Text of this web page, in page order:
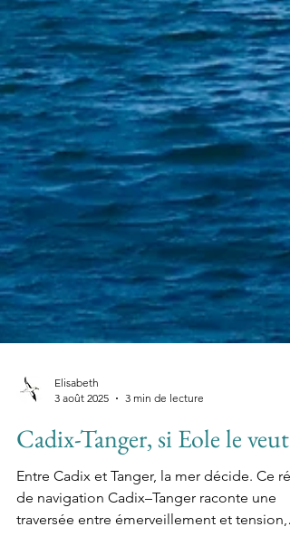
3 août 2025
3 min de lecture
Cadix-Tanger, si Eole le veut
Entre Cadix et Tanger, la mer décide. Ce